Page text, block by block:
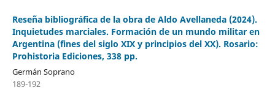
Reseña bibliográfica de la obra de Aldo Avellaneda (2024).
Inquietudes marciales. Formación de un mundo militar en
Argentina (fines del siglo XIX y principios del XX). Rosario:
Prohistoria Ediciones, 338 pp.
Germán Soprano
189-192